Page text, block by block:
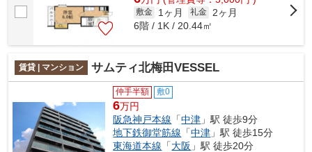
敷金 1ヶ月 礼金
2ヶ月
6階 / 1K / 20.44㎡
賃貸 | マンション サムティ北梅田VESSEL
仲手半額 敷0
6万円
阪急神戸本線 「中津 」駅 徒歩9分
地下鉄御堂筋線 「中津 」駅 徒歩15分
東海道本線 「大阪 」駅 徒歩20分